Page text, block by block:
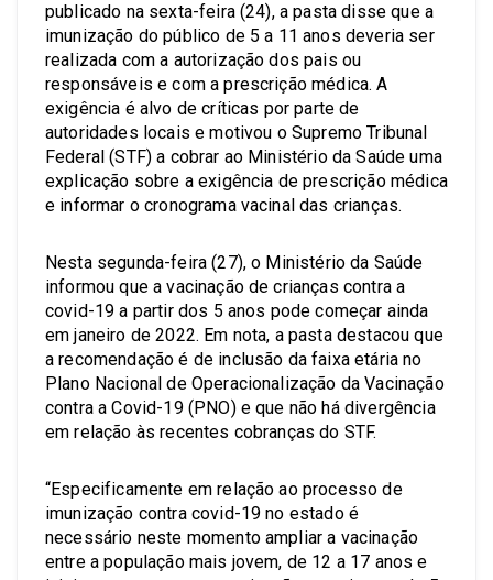
publicado na sexta-feira (24), a pasta disse que a
imunização do público de 5 a 11 anos deveria ser
realizada com a autorização dos pais ou
responsáveis e com a prescrição médica. A
exigência é alvo de críticas por parte de
autoridades locais e motivou o Supremo Tribunal
Federal (STF) a cobrar ao Ministério da Saúde uma
explicação sobre a exigência de prescrição médica
e informar o cronograma vacinal das crianças.
Nesta segunda-feira (27), o Ministério da Saúde
informou que a vacinação de crianças contra a
covid-19 a partir dos 5 anos pode começar ainda
em janeiro de 2022. Em nota, a pasta destacou que
a recomendação é de inclusão da faixa etária no
Plano Nacional de Operacionalização da Vacinação
contra a Covid-19 (PNO) e que não há divergência
em relação às recentes cobranças do STF.
“Especificamente em relação ao processo de
imunização contra covid-19 no estado é
necessário neste momento ampliar a vacinação
entre a população mais jovem, de 12 a 17 anos e